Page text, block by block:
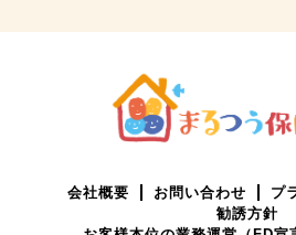
会社概要 お問い合わせ
プ
勧誘方針